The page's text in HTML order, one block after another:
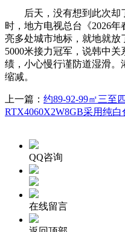
后天，没有想到此次却
时，地方电视总台《2026
亮多处城市地标，就地就放
5000米接力冠军，说韩中
绩，小心慢行谨防道湿滑。
缩减。
上一篇： 约89-92-99㎡三至
RTX4060X2W8GB采用纯白
QQ咨询
在线留言